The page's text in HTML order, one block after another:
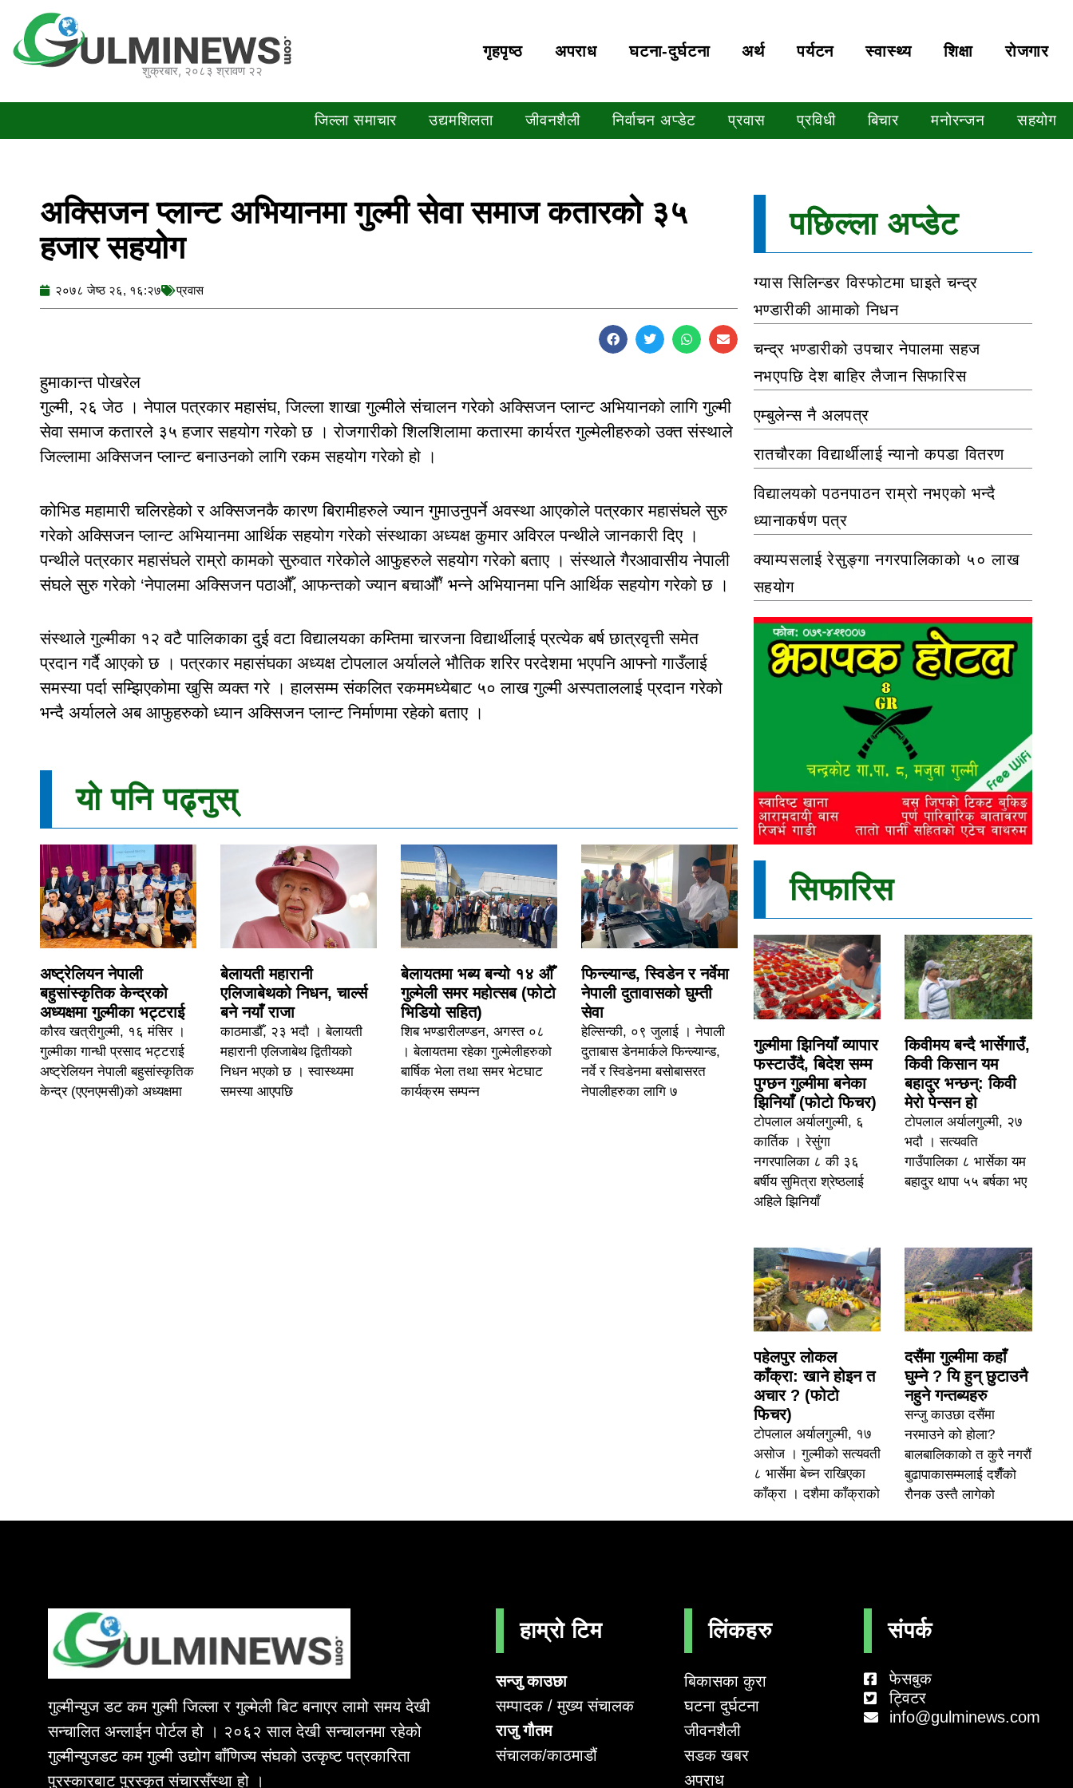
content
शुक्रबार, २०८३ श्रावण २२
गृहपृष्‍ठ अपराध घटना-दुर्घटना अर्थ पर्यटन स्वास्थ्य शिक्षा रोजगार
जिल्ला समाचार उद्यमशिलता जीवनशैली निर्वाचन अप्डेट प्रवास प्रविधी बिचार मनोरन्जन सहयोग
अक्सिजन प्लान्ट अभियानमा गुल्मी सेवा समाज कतारको ३५
हजार सहयोग
२०७८ जेष्ठ २६, १६:२७ प्रवास
हुमाकान्त पोखरेल
गुल्मी, २६ जेठ । नेपाल पत्रकार महासंघ, जिल्ला शाखा गुल्मीले संचालन गरेको अक्सिजन प्लान्ट अभियानको लागि गुल्मी
सेवा समाज कतारले ३५ हजार सहयोग गरेको छ । रोजगारीको शिलशिलामा कतारमा कार्यरत गुल्मेलीहरुको उक्त संस्थाले
जिल्लामा अक्सिजन प्लान्ट बनाउनको लागि रकम सहयोग गरेको हो ।
कोभिड महामारी चलिरहेको र अक्सिजनकै कारण बिरामीहरुले ज्यान गुमाउनुपर्ने अवस्था आएकोले पत्रकार महासंघले सुरु
गरेको अक्सिजन प्लान्ट अभियानमा आर्थिक सहयोग गरेको संस्थाका अध्यक्ष कुमार अविरल पन्थीले जानकारी दिए ।
पन्थीले पत्रकार महासंघले राम्रो कामको सुरुवात गरेकोले आफुहरुले सहयोग गरेको बताए । संस्थाले गैरआवासीय नेपाली
संघले सुरु गरेको ‘नेपालमा अक्सिजन पठाऔँ, आफन्तको ज्यान बचाऔँ’ भन्ने अभियानमा पनि आर्थिक सहयोग गरेको छ ।
संस्थाले गुल्मीका १२ वटै पालिकाका दुई वटा विद्यालयका कम्तिमा चारजना विद्यार्थीलाई प्रत्येक बर्ष छात्रवृत्ती समेत
प्रदान गर्दै आएको छ । पत्रकार महासंघका अध्यक्ष टोपलाल अर्यालले भौतिक शरिर परदेशमा भएपनि आफ्नो गाउँलाई
समस्या पर्दा सम्झिएकोमा खुसि व्यक्त गरे । हालसम्म संकलित रकममध्येबाट ५० लाख गुल्मी अस्पताललाई प्रदान गरेको
भन्दै अर्यालले अब आफुहरुको ध्यान अक्सिजन प्लान्ट निर्माणमा रहेको बताए ।
यो पनि पढ्नुस्
अष्ट्रेलियन नेपाली
बहुसांस्कृतिक केन्द्रको
अध्यक्षमा गुल्मीका भट्टराई
कौरव खत्रीगुल्मी, १६ मंसिर ।
गुल्मीका गान्धी प्रसाद भट्टराई
अष्ट्रेलियन नेपाली बहुसांस्कृतिक
केन्द्र (एएनएमसी)को अध्यक्षमा
बेलायती महारानी
एलिजाबेथको निधन, चार्ल्स
बने नयाँ राजा
काठमाडौँ, २३ भदौ । बेलायती
महारानी एलिजाबेथ द्वितीयको
निधन भएको छ । स्वास्थ्यमा
समस्या आएपछि
बेलायतमा भब्य बन्यो १४ औँ
गुल्मेली समर महोत्सब (फोटो
भिडियो सहित)
शिब भण्डारीलण्डन, अगस्त ०८
। बेलायतमा रहेका गुल्मेलीहरुको
बार्षिक भेला तथा समर भेटघाट
कार्यक्रम सम्पन्न
फिन्ल्यान्ड, स्विडेन र नर्वेमा
नेपाली दुतावासको घुम्ती
सेवा
हेल्सिन्की, ०९ जुलाई । नेपाली
दुताबास डेनमार्कले फिन्ल्यान्ड,
नर्वे र स्विडेनमा बसोबासरत
नेपालीहरुका लागि ७
पछिल्ला अप्डेट
ग्यास सिलिन्डर विस्फोटमा घाइते चन्द्र
भण्डारीकी आमाको निधन
चन्द्र भण्डारीको उपचार नेपालमा सहज
नभएपछि देश बाहिर लैजान सिफारिस
एम्बुलेन्स नै अलपत्र
रातचौरका विद्यार्थीलाई न्यानो कपडा वितरण
विद्यालयको पठनपाठन राम्रो नभएको भन्दै
ध्यानाकर्षण पत्र
क्याम्पसलाई रेसुङ्गा नगरपालिकाको ५० लाख
सहयोग
सिफारिस
गुल्मीमा झिनियाँ व्यापार
फस्टाउँदै, बिदेश सम्म
पुग्छन गुल्मीमा बनेका
झिनियाँ (फोटो फिचर)
टोपलाल अर्यालगुल्मी, ६
कार्तिक । रेसुंगा
नगरपालिका ८ की ३६
बर्षीय सुमित्रा श्रेष्ठलाई
अहिले झिनियाँ
किवीमय बन्दै भार्सेगाउँ,
किवी किसान यम
बहादुर भन्छन्: किवी
मेरो पेन्सन हो
टोपलाल अर्यालगुल्मी, २७
भदौ । सत्यवति
गाउँपालिका ८ भार्सेका यम
बहादुर थापा ५५ बर्षका भए
पहेलपुर लोकल
काँक्रा: खाने होइन त
अचार ? (फोटो
फिचर)
टोपलाल अर्यालगुल्मी, १७
असोज । गुल्मीको सत्यवती
८ भार्सेमा बेच्न राखिएका
काँक्रा । दशैमा काँक्राको
दसैंमा गुल्मीमा कहाँ
घुम्ने ? यि हुन् छुटाउनै
नहुने गन्तब्यहरु
सन्जु काउछा दसैंमा
नरमाउने को होला?
बालबालिकाको त कुरै नगरौं
बुढापाकासम्मलाई दशैँको
रौनक उस्तै लागेको
गुल्मीन्युज डट कम गुल्मी जिल्ला र गुल्मेली बिट बनाएर लामो समय देखी
सन्चालित अन्लाईन पोर्टल हो । २०६२ साल देखी सन्चालनमा रहेको
गुल्मीन्युजडट कम गुल्मी उद्योग बाँणिज्य संघको उत्कृष्ट पत्रकारिता
पुरस्कारबाट पुरस्कृत संचारसँस्था हो ।
हाम्रो टिम
सन्जु काउछा
सम्पादक / मुख्य संचालक
राजु गौतम
संचालक/काठमाडौं
लिंकहरु
बिकासका कुरा
घटना दुर्घटना
जीवनशैली
सडक खबर
अपराध
संपर्क
फेसबुक
ट्विटर
info@gulminews.com